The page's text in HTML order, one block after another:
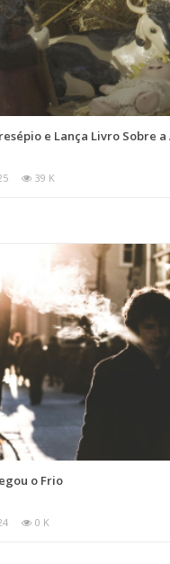
e Lança Livro Sobre
39 K
o Frio
0 K